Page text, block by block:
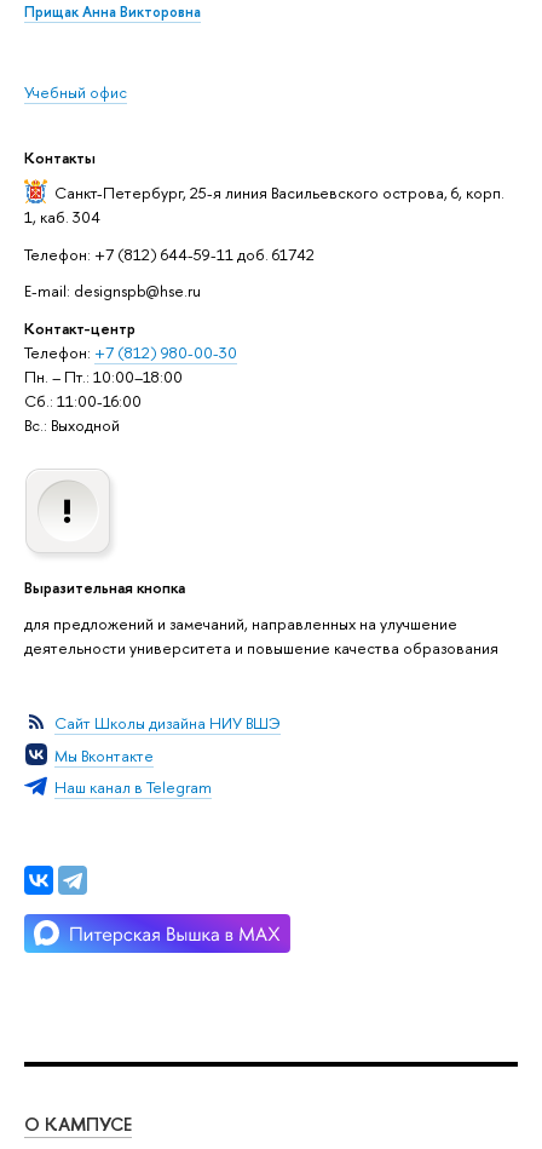
Прищак Анна Викторовна
Учебный офис
Контакты
Санкт-Петербург, 25-я линия Васильевского острова, 6, корп.
1, каб. 304
Телефон: +7 (812) 644-59-11 доб. 61742
E-mail: designspb@hse.ru
Контакт-центр
Телефон: +7 (812) 980-00-30
Пн. – Пт.: 10:00–18:00
Сб.: 11:00-16:00
Вс.: Выходной
Выразительная кнопка
для предложений и замечаний, направленных на улучшение
деятельности университета и повышение качества образования
Сайт Школы дизайна НИУ ВШЭ
Мы Вконтакте
Наш канал в Telegram
О КАМПУСЕ